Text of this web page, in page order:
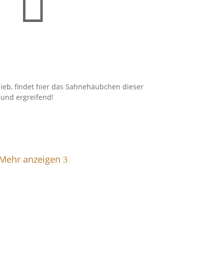
findet hier das Sahnehäubchen dieser
ergreifend!
anzeigen3